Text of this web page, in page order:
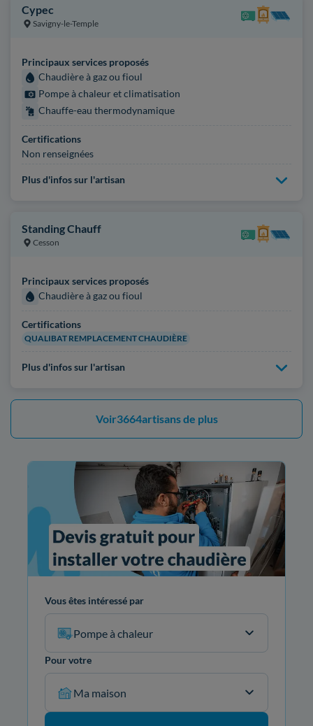
Cypec
Savigny-le-Temple
Principaux services proposés
Chaudière à gaz ou fioul
Pompe à chaleur et climatisation
Chauffe-eau thermodynamique
Certifications
Non renseignées
Plus d'infos sur l'artisan
Standing Chauff
Cesson
Principaux services proposés
Chaudière à gaz ou fioul
Certifications
QUALIBAT REMPLACEMENT CHAUDIÈRE
Plus d'infos sur l'artisan
Voir3664artisans de plus
Vous êtes intéressé par
Pompe à chaleur
Pour votre
Ma maison